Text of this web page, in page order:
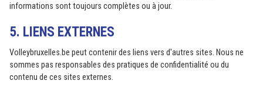
informations sont toujours complètes ou à jour.
5. LIENS EXTERNES
Volleybruxelles.be peut contenir des liens vers d'autres sites. Nous ne
sommes pas responsables des pratiques de confidentialité ou du
contenu de ces sites externes.